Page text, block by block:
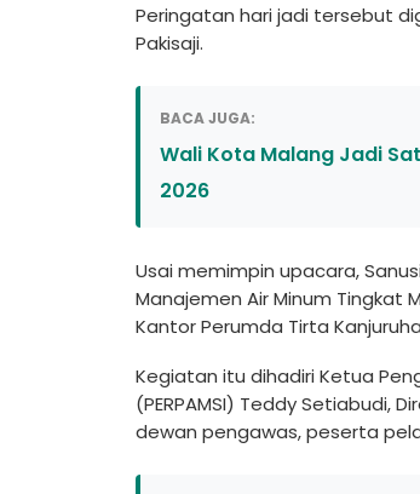
Peringatan hari jadi tersebut
Pakisaji.
BACA JUGA:
Wali Kota Malang Jadi
2026
Usai memimpin upacara,
Manajemen Air Minum Tingkat
Kantor Perumda Tirta
Kegiatan itu dihadiri Ketua
(PERPAMSI) Teddy Setiabudi,
dewan pengawas, peserta